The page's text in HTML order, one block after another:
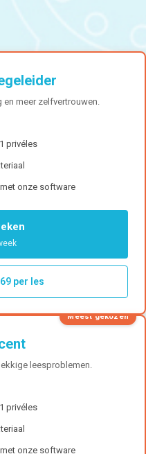
en meer zelfvertrouwen.
privéles
onze software
per les
Meest gekozen
leesproblemen.
privéles
onze software